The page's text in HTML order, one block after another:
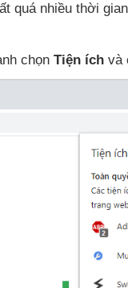
quá nhiều thời gian
chọn Tiện ích và